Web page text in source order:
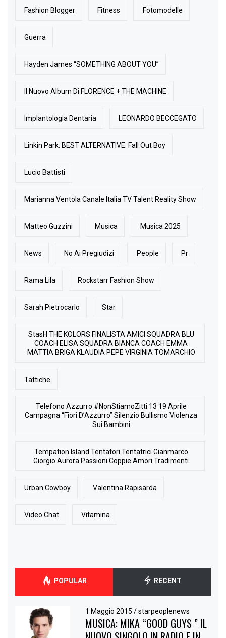
Fashion Blogger Fitness Fotomodelle
Guerra
Hayden James “SOMETHING ABOUT YOU”
Il Nuovo Album Di FLORENCE + THE MACHINE
Implantologia Dentaria LEONARDO BECCEGATO
Linkin Park. BEST ALTERNATIVE: Fall Out Boy
Lucio Battisti
Marianna Ventola Canale Italia TV Talent Reality Show
Matteo Guzzini Musica Musica 2025
News No Ai Pregiudizi People Pr
Rama Lila Rockstarr Fashion Show
Sarah Pietrocarlo Star
StasH THE KOLORS FINALISTA AMICI SQUADRA BLU
COACH ELISA SQUADRA BIANCA COACH EMMA
MATTIA BRIGA KLAUDIA PEPE VIRGINIA TOMARCHIO
Tattiche
Telefono Azzurro #NonStiamoZitti 13 19 Aprile
Campagna “Fiori D’Azzurro” Silenzio Bullismo Violenza
Sui Bambini
Tempation Island Tentatori Tentatrici Gianmarco
Giorgio Aurora Passioni Coppie Amori Tradimenti
Urban Cowboy Valentina Rapisarda
Video Chat Vitamina
POPULAR RECENT
1 Maggio 2015/ starpeoplenews
MUSICA: MIKA “GOOD GUYS ” IL